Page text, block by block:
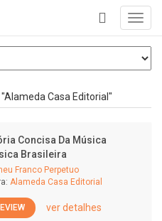
+
Casa Editorial"
Concisa Da Música
Brasileira
Franco Perpetuo
Alameda Casa Editorial
ver detalhes